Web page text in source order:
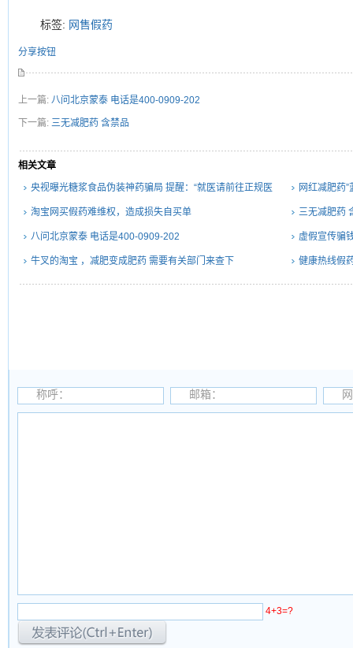
标签: 网售假药
分享按钮
上一篇: 八问北京蒙泰 电话是400-0909-202
下一篇: 三无减肥药 含禁品
相关文章
央视曝光糖浆食品伪装神药骗局 提醒：“就医请前往正规医
院”
网红减肥药
淘宝网买假药难维权，造成损失自买单 三无减肥药
八问北京蒙泰 电话是400-0909-202 虚假宣传骗
牛叉的淘宝 ，减肥变成肥药 需要有关部门来查下 健康热线假
称呼： 邮箱：
4+3=?